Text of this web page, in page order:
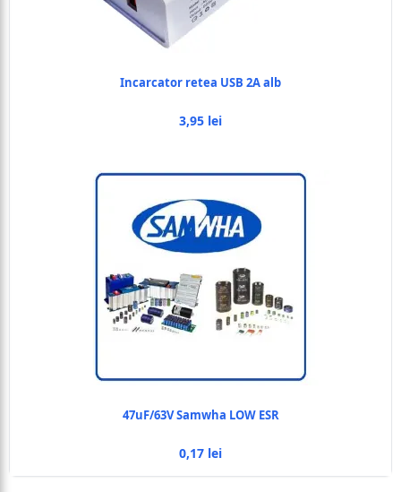
Incarcator retea USB 2A alb
3,95 lei
47uF/63V Samwha LOW ESR
0,17 lei